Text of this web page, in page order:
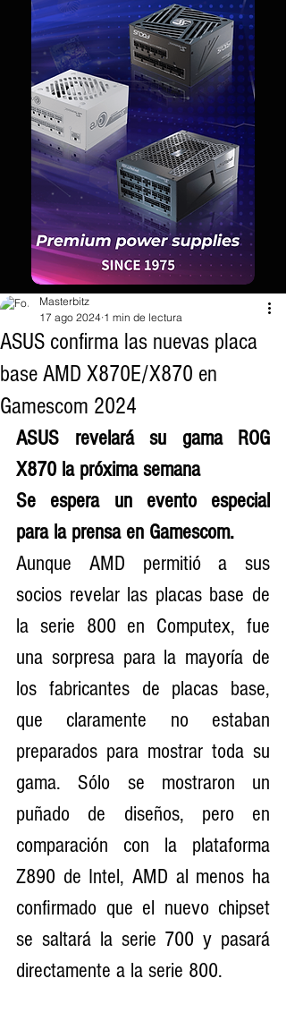
ASUS confirma las nuevas placa
base AMD X870E/X870 en
Gamescom 2024
Masterbitz
17 ago 2024 1 min de lectura
ASUS revelará su gama ROG
X870 la próxima semana
Se espera un evento especial
para la prensa en Gamescom.
Aunque AMD permitió a sus
socios revelar las placas base de
la serie 800 en Computex, fue
una sorpresa para la mayoría de
los fabricantes de placas base,
que claramente no estaban
preparados para mostrar toda su
gama. Sólo se mostraron un
puñado de diseños, pero en
comparación con la plataforma
Z890 de Intel, AMD al menos ha
confirmado que el nuevo chipset
se saltará la serie 700 y pasará
directamente a la serie 800.